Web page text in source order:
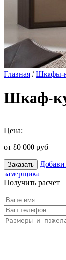
Главная /Шкафы-
Шкаф-
Цена:
от 80 000 руб.
Заказать
замерщика
Получить расчет